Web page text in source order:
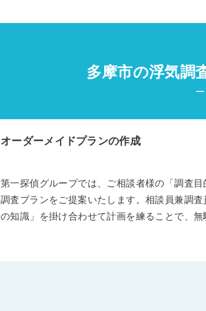
多摩市の浮気調
オーダーメイドプランの作成
第一探偵グループでは、ご相談者様の「調査
調査プランをご提案いたします。相談員兼調
の知識」を掛け合わせて計画を練ることで、